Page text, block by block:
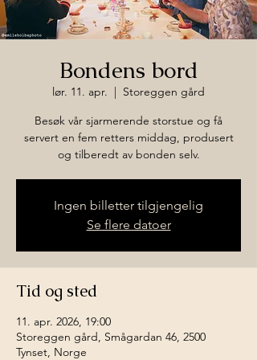
Bondens bord
lør. 11. apr.
  |
Storeggen gård
Besøk vår sjarmerende storstue og få
servert en fem retters middag, produsert
og tilberedt av bonden selv.
Ingen billetter tilgjengelig
Se flere datoer
Tid og sted
11. apr. 2026, 19:00
Storeggen gård, Smågardan 46, 2500
Tynset, Norge